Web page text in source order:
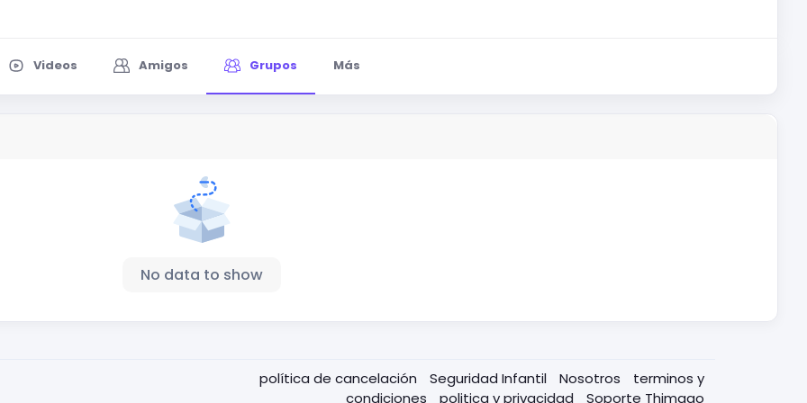
Videos Amigos Grupos Más
No data to show
política de cancelación Seguridad Infantil Nosotros
terminos y
condiciones
politica y privacidad Soporte Thimago